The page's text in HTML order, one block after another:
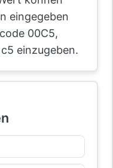
eingegeben
00C5,
einzugeben.